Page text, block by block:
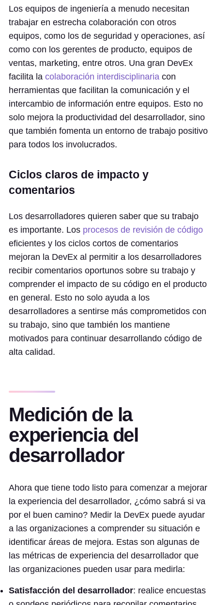
Los equipos de ingeniería a menudo necesitan
trabajar en estrecha colaboración con otros
equipos, como los de seguridad y operaciones, así
como con los gerentes de producto, equipos de
ventas, marketing, entre otros. Una gran DevEx
facilita la colaboración interdisciplinaria con
herramientas que facilitan la comunicación y el
intercambio de información entre equipos. Esto no
solo mejora la productividad del desarrollador, sino
que también fomenta un entorno de trabajo positivo
para todos los involucrados.
Ciclos claros de impacto y
comentarios
Los desarrolladores quieren saber que su trabajo
es importante. Los procesos de revisión de código
eficientes y los ciclos cortos de comentarios
mejoran la DevEx al permitir a los desarrolladores
recibir comentarios oportunos sobre su trabajo y
comprender el impacto de su código en el producto
en general. Esto no solo ayuda a los
desarrolladores a sentirse más comprometidos con
su trabajo, sino que también los mantiene
motivados para continuar desarrollando código de
alta calidad.
Medición de la
experiencia del
desarrollador
Ahora que tiene todo listo para comenzar a mejorar
la experiencia del desarrollador, ¿cómo sabrá si va
por el buen camino? Medir la DevEx puede ayudar
a las organizaciones a comprender su situación e
identificar áreas de mejora. Estas son algunas de
las métricas de experiencia del desarrollador que
las organizaciones pueden usar para medirla:
Satisfacción del desarrollador: realice encuestas